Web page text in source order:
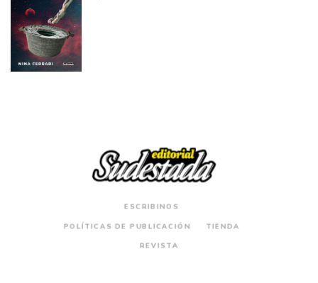
ESCRIBINOS
POLÍTICAS DE PUBLICACIÓN TIENDA
REVISTA